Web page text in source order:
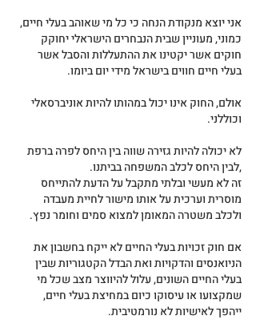
אני יוצא מנקודת הנחה כי כל מי שאוהב בעלי חיים,
כמוני, מעוניין שבית הנבחרים הישראלי יחוקק
חוקים אשר יקטינו את ההתעללות והסבל אשר
בעלי חיים חווים בישראל מידי יום ביומו.
אולם, החוק אינו יכול במהותו להיות אוניברסאלי
וכוללני.
לא יכולה להיות גזירה שווה בין היחס לפרה ברפת
,לבין היחס לכלב המשפחה בביתנו.
זה לא מעשי ובלתי מתקבל על הדעת להתייחס
מוסרית וערכית על אותו מישור לחיית מעבדה
ולכלב משטרה המאומן למצוא סמים וחומר נפץ.
אם חוק זכויות בעלי החיים לא ייקח בחשבון את
הניואנסים והדקויות ואת הבדל הקטגוריות שבין
בעלי החיים השונים, עלול להיווצר מצב שכל מי
שמקצועו או עיסוקו כיום במחיצת בעלי חיים,
ייהפך לאישיות לא נורמטיבית.